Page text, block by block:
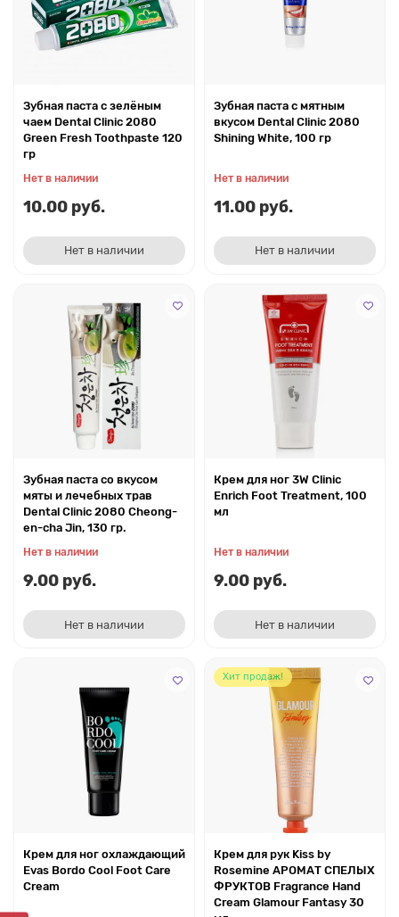
Зубная паста с зелёным
чаем Dental Clinic 2080
Green Fresh Toothpaste 120
гр
Нет в наличии
10.00 руб.
Нет в наличии
Зубная паста с мятным
вкусом Dental Clinic 2080
Shining White, 100 гр
Нет в наличии
11.00 руб.
Нет в наличии
Зубная паста со вкусом
мяты и лечебных трав
Dental Clinic 2080 Cheong-
en-cha Jin, 130 гр.
Нет в наличии
9.00 руб.
Нет в наличии
Крем для ног 3W Clinic
Enrich Foot Treatment, 100
мл
Нет в наличии
9.00 руб.
Нет в наличии
Крем для ног охлаждающий
Evas Bordo Cool Foot Care
Cream
Хит продаж!
Крем для рук Kiss by
Rosemine АРОМАТ СПЕЛЫХ
ФРУКТОВ Fragrance Hand
Cream Glamour Fantasy 30